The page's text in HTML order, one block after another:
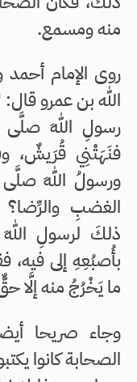
منه ومسمع.
روى الإمام
الله بن عمرو
رسولِ اللهِ صلَّى
فنَهَتْنِي قُرَيشٌ،
ورسولُ اللهِ صلَّى
الغضبِ
ذلكَ لرسولِ
بأُصبُعِهِ إلى فيه،
ما يَخْرُجُ منه إلَّا
وجاء صريحا
الصحابة كانوا